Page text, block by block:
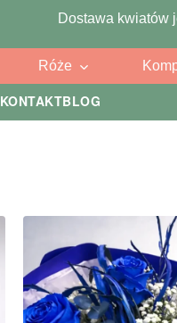
KONTAKTBLOG
Dostawa kwiatów
Róże